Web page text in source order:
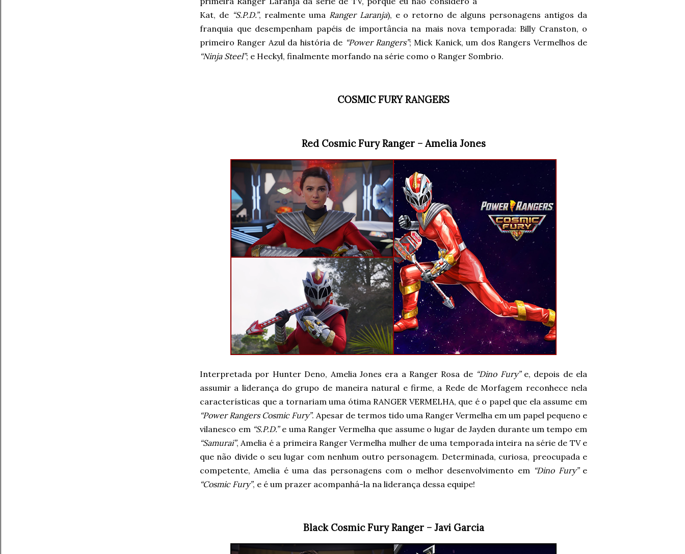
Kat, de “S.P.D.”, realmente uma Ranger Laranja), e o retorno de alguns personagens antigos da
franquia que desempenham papéis de importância na mais nova temporada: Billy Cranston, o
primeiro Ranger Azul da história de “Power Rangers”; Mick Kanick, um dos Rangers Vermelhos de
“Ninja Steel”; e Heckyl, finalmente morfando na série como o Ranger Sombrio.
COSMIC FURY RANGERS
Red Cosmic Fury Ranger – Amelia Jones
Interpretada por Hunter Deno, Amelia Jones era a Ranger Rosa de “Dino Fury”e, depois de ela
assumir a liderança do grupo de maneira natural e firme, a Rede de Morfagem reconhece nela
características que a tornariam uma ótima RANGER VERMELHA, que é o papel que ela assume em
“Power Rangers Cosmic Fury”. Apesar de termos tido uma Ranger Vermelha em um papel pequeno e
vilanesco em “S.P.D.”e uma Ranger Vermelha que assume o lugar de Jayden durante um tempo em
“Samurai”, Amelia é a primeira Ranger Vermelha mulher de uma temporada inteira na série de TV e
que não divide o seu lugar com nenhum outro personagem. Determinada, curiosa, preocupada e
competente, Amelia é uma das personagens com o melhor desenvolvimento em “Dino Fury”e
“Cosmic Fury”, e é um prazer acompanhá-la na liderança dessa equipe!
Black Cosmic Fury Ranger – Javi Garcia